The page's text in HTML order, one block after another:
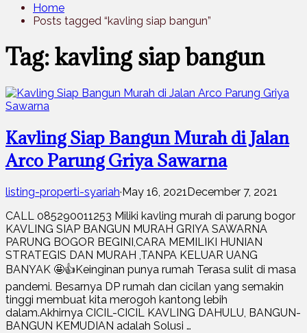
Home
Posts tagged “kavling siap bangun”
Tag: kavling siap bangun
Kavling Siap Bangun Murah di Jalan
Arco Parung Griya Sawarna
listing-properti-syariah·May 16, 2021 December 7, 2021
CALL 085290011253 Miliki kavling murah di parung bogor
KAVLING SIAP BANGUN MURAH GRIYA SAWARNA
PARUNG BOGOR BEGINI,CARA MEMILIKI HUNIAN
STRATEGIS DAN MURAH ,TANPA KELUAR UANG
BANYAK 🤩👍Keinginan punya rumah Terasa sulit di masa
pandemi. Besarnya DP rumah dan cicilan yang semakin
tinggi membuat kita merogoh kantong lebih
dalam.Akhirnya CICIL-CICIL KAVLING DAHULU, BANGUN-
BANGUN KEMUDIAN adalah Solusi …